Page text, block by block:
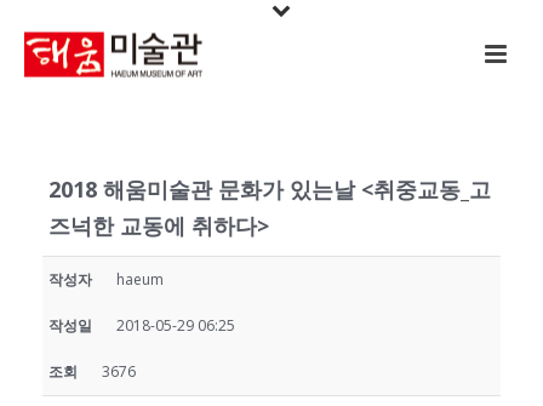
2018 해움미술관 문화가 있는날 <취중교동_고
즈넉한 교동에 취하다>
작성자 haeum
작성일 2018-05-29 06:25
조회 3676